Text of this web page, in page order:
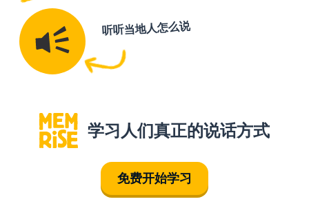
听听当地人怎么说
学习人们真正的说话方式
免费开始学习